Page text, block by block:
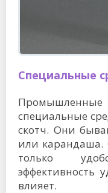
Специальные
Промышленные
специальные
скотч. Они
или карандаша.
только
эффективность
влияет.